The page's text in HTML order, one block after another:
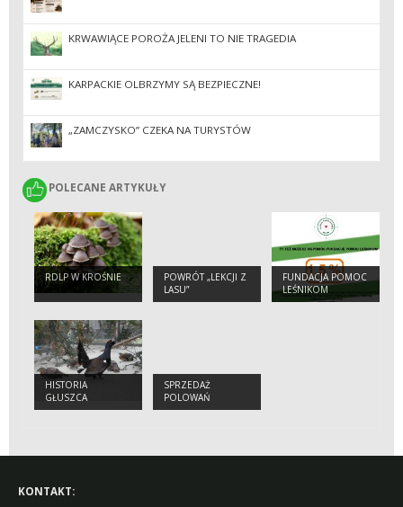
KRWAWIĄCE POROŻA JELENI TO NIE TRAGEDIA
KARPACKIE OLBRZYMY SĄ BEZPIECZNE!
„ZAMCZYSKO” CZEKA NA TURYSTÓW
POLECANE ARTYKUŁY
POLECANE ARTYKUŁY
RDLP W KROŚNIE
POWRÓT „LEKCJI Z
LASU”
FUNDACJA POMOC
LEŚNIKOM
HISTORIA
GŁUSZCA
SPRZEDAŻ
POLOWAŃ
KONTAKT: